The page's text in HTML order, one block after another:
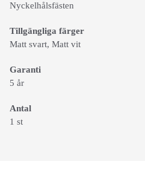
Nyckelhålsfästen
Tillgängliga färger
Matt svart, Matt vit
Garanti
5 år
Antal
1 st